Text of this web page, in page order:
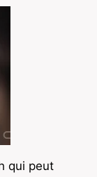
qui peut